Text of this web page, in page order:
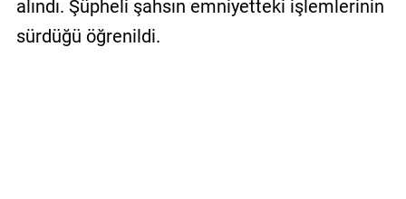
alındı. Şüpheli şahsın emniyetteki işlemlerinin
sürdüğü öğrenildi.